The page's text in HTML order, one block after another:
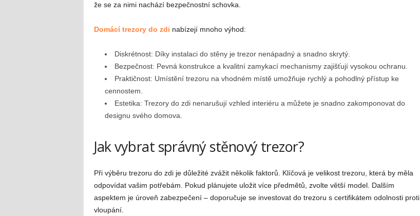
že se za nimi nachází bezpečnostní schovka.
Domácí trezory do zdi nabízejí mnoho výhod:
Diskrétnost: Díky instalaci do stěny je trezor nenápadný a snadno skrytý.
Bezpečnost: Pevná konstrukce a kvalitní zamykací mechanismy zajišťují vysokou ochranu.
Praktičnost: Umístění trezoru na vhodném místě umožňuje rychlý a pohodlný přístup ke
cennostem.
Estetika: Trezory do zdi nenarušují vzhled interiéru a můžete je snadno zakomponovat do
designu svého domova.
Jak vybrat správný stěnový trezor?
Při výběru trezoru do zdi je důležité zvážit několik faktorů. Klíčová je velikost trezoru, která by měla
odpovídat vašim potřebám. Pokud plánujete uložit více předmětů, zvolte větší model. Dalším
aspektem je úroveň zabezpečení – doporučuje se investovat do trezoru s certifikátem odolnosti proti
vloupání.